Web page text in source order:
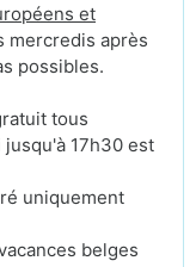
et
mercredis après
possibles.
tous
17h30 est
uniquement
belges